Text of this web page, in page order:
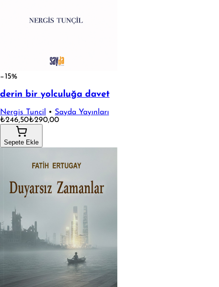
−15%
derin bir yolculuğa davet
Nergis Tuncil • Sayda Yayınları
₺246,50₺290,00
Sepete Ekle